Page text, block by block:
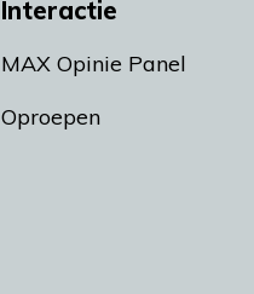
Interactie
MAX Opinie Panel
Oproepen